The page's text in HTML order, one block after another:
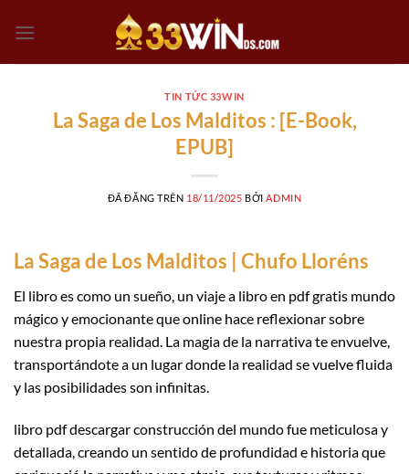
đến
TIN TỨC 33WIN
La Saga de Los Malditos : [E-Book,
EPUB]
ĐÃ ĐĂNG TRÊN 18/11/2025 BỞI ADMIN
La Saga de Los Malditos | Chufo Lloréns
El libro es como un sueño, un viaje a libro en pdf gratis mundo
mágico y emocionante que online hace reflexionar sobre
nuestra propia realidad. La magia de la narrativa te envuelve,
transportándote a un lugar donde la realidad se vuelve fluida
y las posibilidades son infinitas.
libro pdf descargar construcción del mundo fue meticulosa y
detallada, creando un sentido de profundidad e historia que